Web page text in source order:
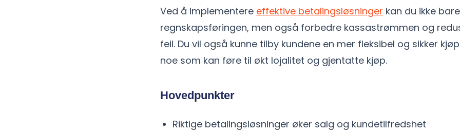
Ved å implementere effektive betalingsløsninger kan du ikke
regnskapsføringen, men også forbedre kassastrømmen og
feil. Du vil også kunne tilby kundene en mer fleksibel og sikker
noe som kan føre til økt lojalitet og gjentatte kjøp.
Hovedpunkter
Riktige betalingsløsninger øker salg og kundetilfredshet